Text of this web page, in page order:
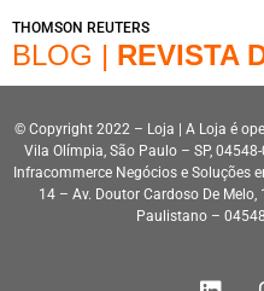
THOMSON REUTERS
BLOG | REVISTA
© Copyright 2022 – Loja | A Loja é
Vila Olímpia, São Paulo – SP,
Infracommerce Negócios e Soluções
14 – Av. Doutor Cardoso De
Paulistano –